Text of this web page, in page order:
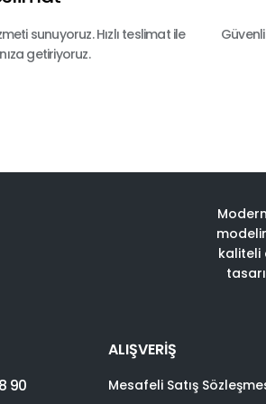
sunuyoruz. Hızlı teslimat ile
getiriyoruz.
kaliteli
90
ALIŞVERİŞ
Mesafeli Satış